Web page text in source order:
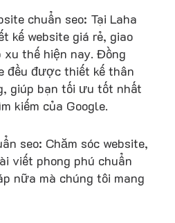
chuẩn seo: Tại Laha
kế website giá rẻ, giao
thế hiện nay. Đồng
đều được thiết kế thân
giúp bạn tối ưu tốt nhất
kiếm của Google.
seo: Chăm sóc website,
viết phong phú chuẩn
nữa mà chúng tôi mang